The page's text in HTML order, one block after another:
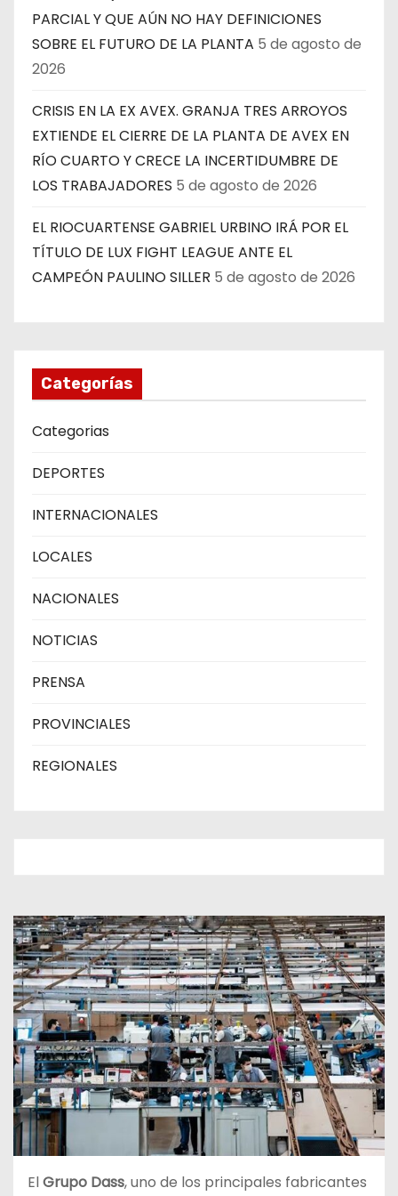
PARCIAL Y QUE AÚN NO HAY DEFINICIONES
SOBRE EL FUTURO DE LA PLANTA 5 de agosto de
2026
CRISIS EN LA EX AVEX. GRANJA TRES ARROYOS
EXTIENDE EL CIERRE DE LA PLANTA DE AVEX EN
RÍO CUARTO Y CRECE LA INCERTIDUMBRE DE
LOS TRABAJADORES 5 de agosto de 2026
EL RIOCUARTENSE GABRIEL URBINO IRÁ POR EL
TÍTULO DE LUX FIGHT LEAGUE ANTE EL
CAMPEÓN PAULINO SILLER 5 de agosto de 2026
Categorías
Categorias
DEPORTES
INTERNACIONALES
LOCALES
NACIONALES
NOTICIAS
PRENSA
PROVINCIALES
REGIONALES
ElGrupo Dass, uno de los principales fabricantes